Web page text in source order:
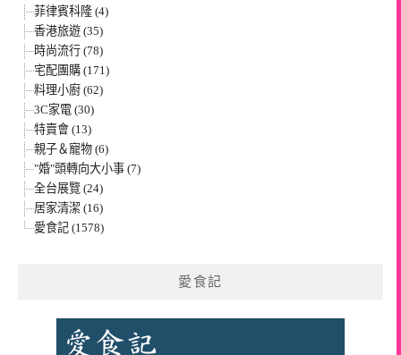
菲律賓科隆 (4)
香港旅遊 (35)
時尚流行 (78)
宅配團購 (171)
料理小廚 (62)
3C家電 (30)
特賣會 (13)
親子＆寵物 (6)
"婚"頭轉向大小事 (7)
全台展覽 (24)
居家清潔 (16)
愛食記 (1578)
愛食記